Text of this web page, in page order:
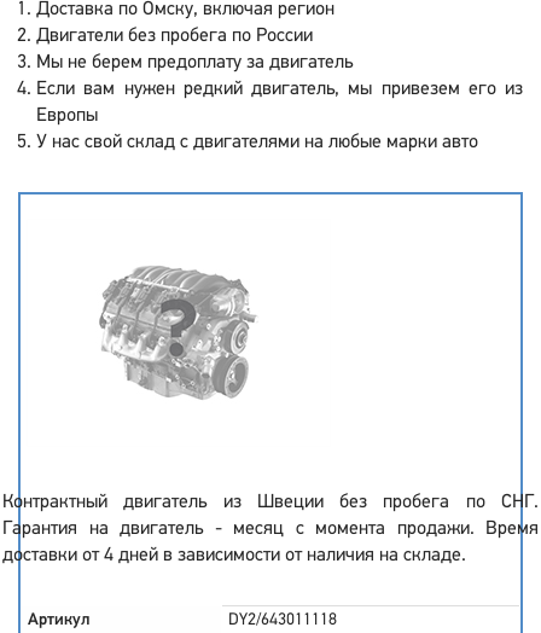
Доставка по Омску, включая регион
Двигатели без пробега по России
Мы не берем предоплату за двигатель
Если вам нужен редкий двигатель, мы привезем его из
Европы
У нас свой склад с двигателями на любые марки авто
Контрактный двигатель из Швеции без пробега по СНГ.
Гарантия на двигатель - месяц с момента продажи. Время
доставки от 4 дней в зависимости от наличия на складе.
Артикул DY2/643011118